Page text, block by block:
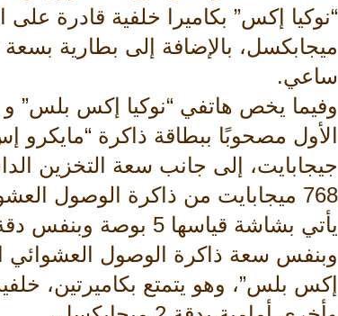
ساعي.
وفيما يخص هاتفي “نوكيا إكس بلس” و
جيجابايت، إلى جانب سعة التخزين
768 ميجابايت من ذاكرة الوصول
يأتي بشاشة قياسها 5 بوصة
وبنفس سعة ذاكرة الوصول العشوائي